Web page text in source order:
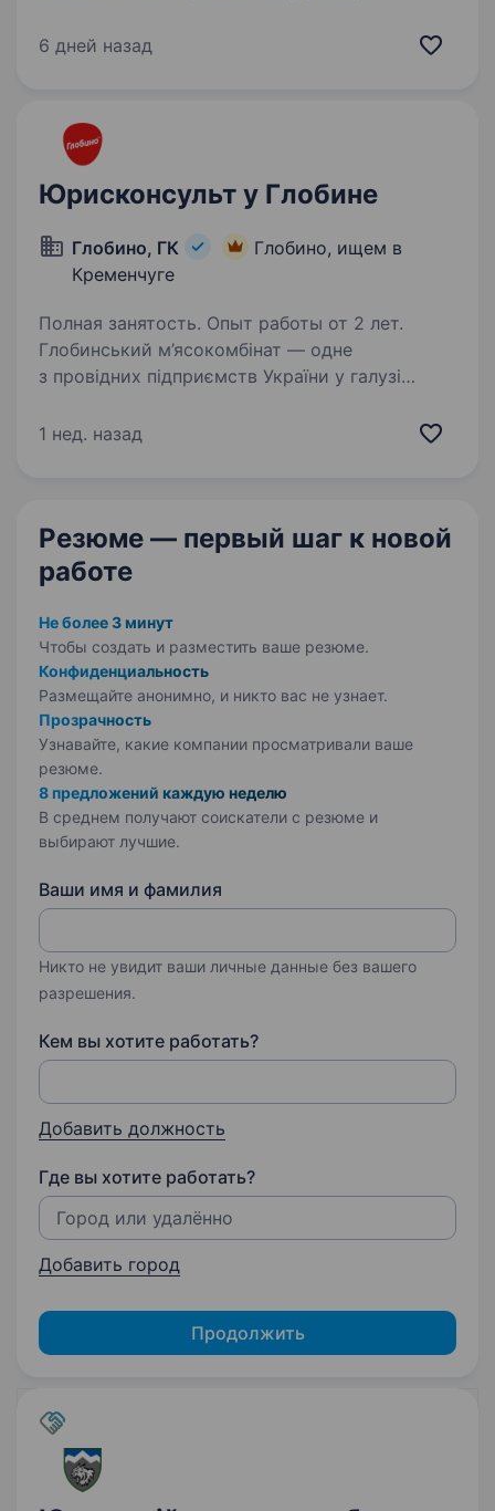
нерухомістю запрошує у свою команду
та закриття…
6 дней назад
Юрисконсульт у Глобине
Глобино, ГК
Глобино, ищем в
Кременчуге
Полная занятость. Опыт работы от 2 лет.
Глобинський м’ясокомбінат — одне
з провідних підприємств України у галузі
розвивається та вдосконалюється.
1 нед. назад
Резюме — первый шаг к новой
работе
Не более 3 минут
Чтобы создать и разместить ваше резюме.
Конфиденциальность
Размещайте анонимно, и никто вас не узнает.
Прозрачность
Узнавайте, какие компании просматривали ваше
резюме.
8 предложений каждую неделю
В среднем получают соискатели с резюме и
выбирают лучшие.
Ваши имя и фамилия
Никто не увидит ваши личные данные без вашего
разрешения.
Кем вы хотите работать?
Добавить должность
Где вы хотите работать?
Добавить город
Продолжить